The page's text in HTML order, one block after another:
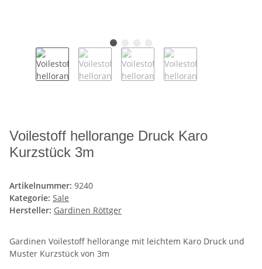
Voilestoff hellorange Druck Karo
Kurzstück 3m
Artikelnummer: 9240
Kategorie: Sale
Hersteller: Gardinen Röttger
Gardinen Voilestoff hellorange mit leichtem Karo Druck und
Muster Kurzstück von 3m